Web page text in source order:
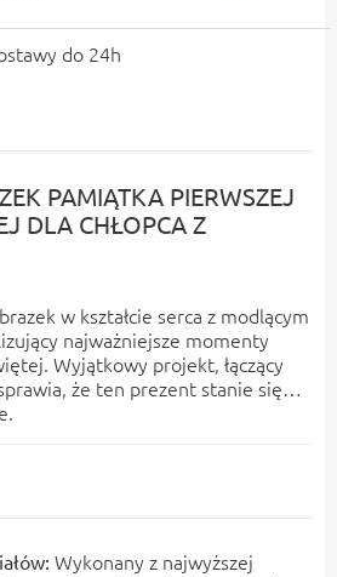
do 24h
PAMIĄTKA PIERWSZEJ
DLA CHŁOPCA Z
w kształcie serca z modlącym
najważniejsze momenty
Wyjątkowy projekt, łączący
że ten prezent stanie się
Wykonany z najwyższej